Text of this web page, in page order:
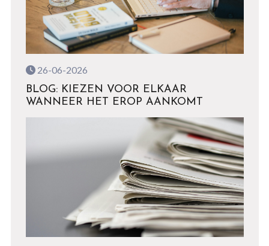
26-06-2026
BLOG: KIEZEN VOOR ELKAAR
WANNEER HET EROP AANKOMT